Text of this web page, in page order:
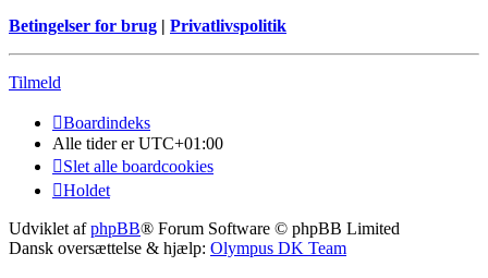
Betingelser for brug | Privatlivspolitik
Tilmeld
Boardindeks
Alle tider erUTC+01:00
Slet alle boardcookies
Holdet
Udviklet afphpBB® Forum Software © phpBB Limited
Dansk oversættelse & hjælp: Olympus DK Team